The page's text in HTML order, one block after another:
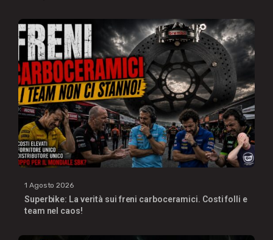
1 Agosto 2026
Superbike: La verità sui freni carboceramici. Costi folli e
team nel caos!